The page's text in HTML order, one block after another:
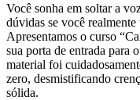
Você sonha em soltar a
dúvidas se você
Apresentamos o curso
sua porta de entrada para
material foi
zero, desmistificando
sólida.